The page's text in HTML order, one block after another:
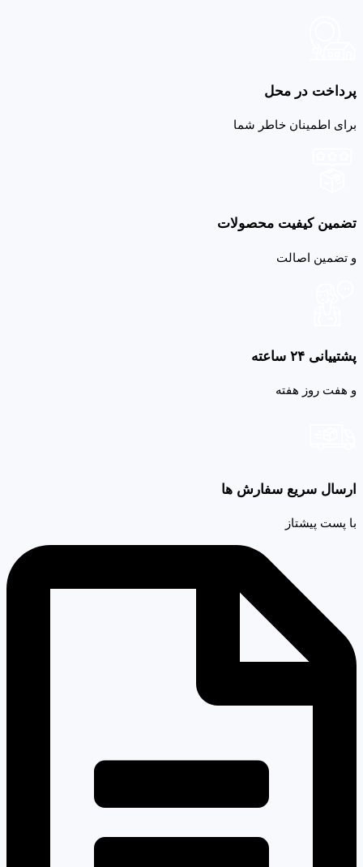
پرداخت در محل
برای اطمینان خاطر شما
تضمین کیفیت محصولات
و تضمین اصالت
پشتییانی ۲۴ ساعته
و هفت روز هفته
ارسال سریع سفارش ها
با پست پیشتاز